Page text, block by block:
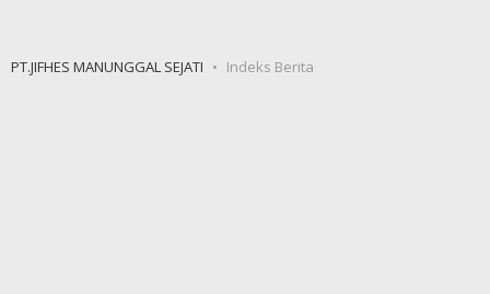
PT.JIFHES MANUNGGAL SEJATI Indeks Berita